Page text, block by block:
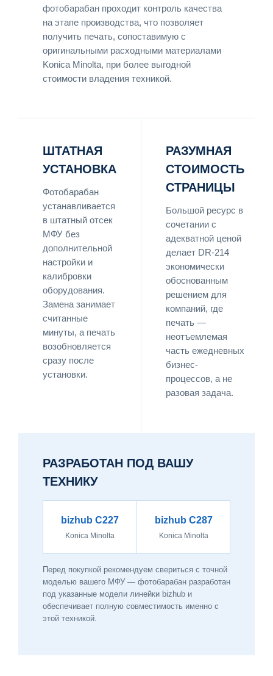
фотобарабан проходит контроль качества
на этапе производства, что позволяет
получить печать, сопоставимую с
оригинальными расходными материалами
Konica Minolta, при более выгодной
стоимости владения техникой.
ШТАТНАЯ
УСТАНОВКА
Фотобарабан
устанавливается
в штатный отсек
МФУ без
дополнительной
настройки и
калибровки
оборудования.
Замена занимает
считанные
минуты, а печать
возобновляется
сразу после
установки.
РАЗУМНАЯ
СТОИМОСТЬ
СТРАНИЦЫ
Большой ресурс в
сочетании с
адекватной ценой
делает DR-214
экономически
обоснованным
решением для
компаний, где
печать —
неотъемлемая
часть ежедневных
бизнес-
процессов, а не
разовая задача.
РАЗРАБОТАН ПОД ВАШУ
ТЕХНИКУ
bizhub C227
Konica Minolta
bizhub C287
Konica Minolta
Перед покупкой рекомендуем свериться с точной
моделью вашего МФУ — фотобарабан разработан
под указанные модели линейки bizhub и
обеспечивает полную совместимость именно с
этой техникой.